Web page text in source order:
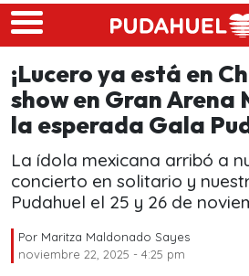
Skip to main content
¡Lucero ya está en
show en Gran Arena
la esperada Gala
La ídola mexicana arribó a
concierto en solitario y
Pudahuel el 25 y 26 de
Por Maritza Maldonado Sayes
noviembre 22, 2025 - 4:25 pm